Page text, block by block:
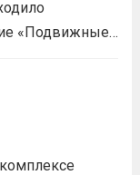
«Подвижные